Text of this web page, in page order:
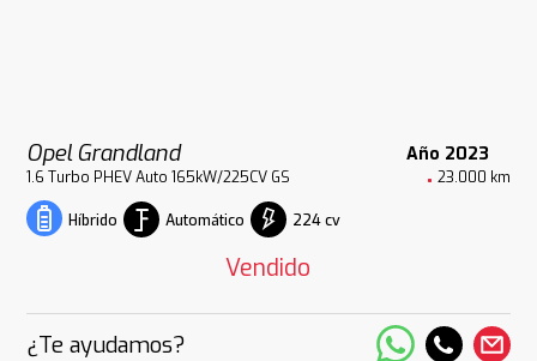
Opel Grandland Año 2023
1.6 Turbo PHEV Auto 165kW/225CV GS 23.000 km
Híbrido Automático 224 cv
Vendido
¿Te ayudamos?